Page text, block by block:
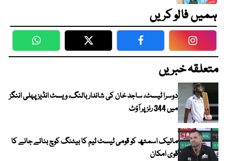
ہمیں فالو کریں
WhatsApp Twitter Facebook
متعلقہ خبریں
دوسرا ٹیسٹ، ساجد خان کی شاندار بالنگ، ویسٹ انڈیز پہلی اننگز
میں 344 رنز پر آؤٹ
مائیک اسمتھ کو قومی ٹیسٹ ٹیم کا بیٹنگ کوچ بنائے جانے کا
قوی امکان